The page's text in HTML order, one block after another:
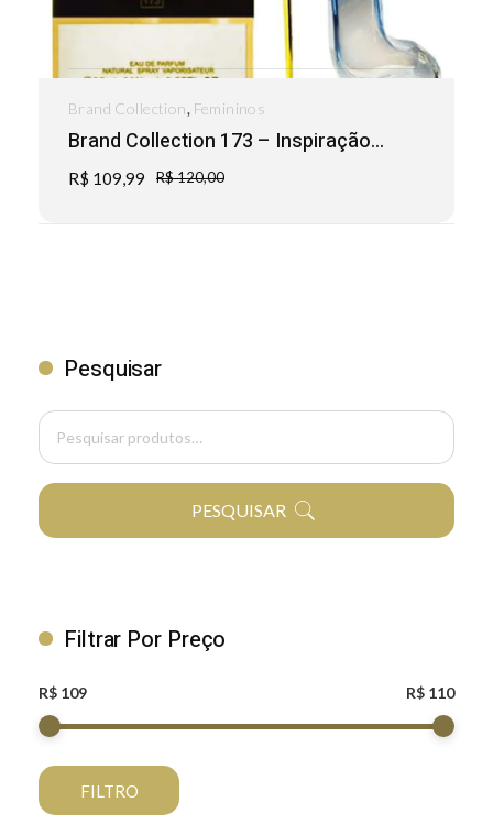
Brand Collection 173 – Inspiração...
R$ 109,99 R$120,00
Brand Collection Femininos
Pesquisar
PESQUISAR
Filtrar Por Preço
R$ 109 R$ 110
FILTRO